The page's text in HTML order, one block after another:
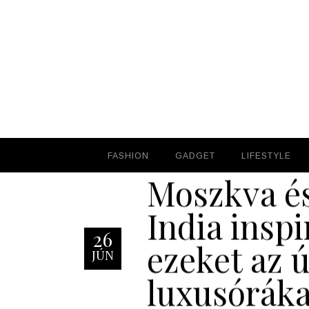
FASHION
FASHION GADGET
GADGET LIFESTYLE
LIFESTYLE
26
JÚN
Moszkva
India
ezeket az